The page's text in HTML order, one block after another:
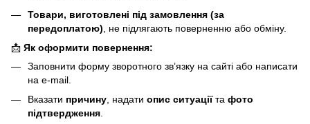
Товари, виготовлені під замовлення (за
передоплатою) , не підлягають поверненню або обміну.
📩 Як оформити повернення:
Заповнити форму зворотного зв’язку на сайті або написати
на e-mail.
Вказати причину, надати опис ситуаціїта фото
підтвердження.